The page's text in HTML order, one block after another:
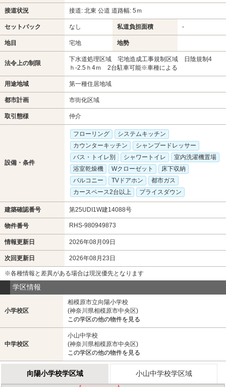
接道状況 接道: 北東 公道 道路幅: 5ｍ
セットバック なし 私道負担面積 -
地目 宅地 地勢
法令上の制限
下水道処理区域 宅地造成工事規制区域 日陰規制4
ｈ-2.5ｈ4ｍ 2台駐車可能※車種による
用途地域 第一種住居地域
都市計画 市街化区域
取引態様 仲介
設備・条件
フローリング
システムキッチン
カウンターキッチン
シャンプードレッサー
バス・トイレ別
シャワートイレ
室内洗濯機置場
浴室乾燥機
Wクローゼット
床下収納
バルコニー
TVドアホン
都市ガス
カースペース2台以上
プライスダウン
建築確認番号 第25UDI1W建14088号
物件番号 RHS-980949873
情報更新日 2026年08月09日
次回更新日 2026年08月23日
※各種情報と差異がある場合は現況優先となります
学区情報
小学校区
相模原市立向陽小学校
(神奈川県相模原市中央区)
この学区の他の物件を見る
中学校区
小山中学校
(神奈川県相模原市中央区)
この学区の他の物件を見る
向陽小学校学区域 小山中学校学区域